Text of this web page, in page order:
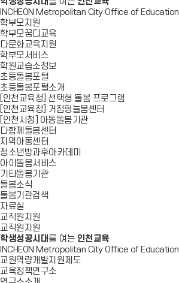
INCHEON Metropolitan City Office of Education
학부모지원
학부모꿈디교육
다문화교육지원
학부모서비스
학원교습소정보
초등돌봄포털
초등돌봄포털소개
[인천교육청] 선택형 돌봄 프로그램
[인천교육청] 거점형늘봄센터
[인천시청] 아동돌봄기관
다함께돌봄센터
지역아동센터
청소년방과후아카데미
아이돌봄서비스
기타돌봄기관
돌봄소식
돌봄기관검색
자료실
교직원지원
교직원지원
학생성공시대 를 여는 인천교육
INCHEON Metropolitan City Office of Education
교원역량개발지원제도
교육정책연구소